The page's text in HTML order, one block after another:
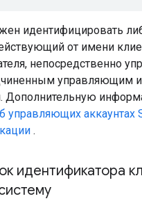
идентифицировать
от имени
непосредственно
управляющим
Дополнительную
управляющих аккаунтах
.
идентификатора